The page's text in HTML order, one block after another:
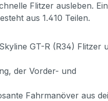
Flitzer ausleben.
aus 1.410 Teilen.
GT-R (R34) Flitzer
der Vorder- und
Fahrmanöver aus